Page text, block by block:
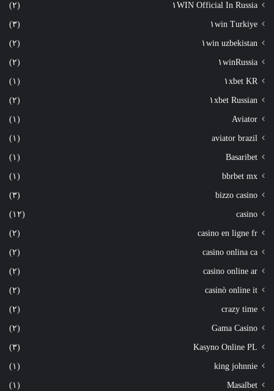
١WIN Official In Russia (٢)
١win Turkiye (٣)
١win uzbekistan (٢)
١winRussia (٢)
١xbet KR (١)
١xbet Russian (٢)
Aviator (١)
aviator brazil (١)
Basaribet (١)
bbrbet mx (١)
bizzo casino (٣)
casino (١٢)
casino en ligne fr (٢)
casino onlina ca (٢)
casino online ar (٢)
casinò online it (٢)
crazy time (٢)
Gama Casino (٢)
Kasyno Online PL (٣)
king johnnie (١)
Masalbet (١)